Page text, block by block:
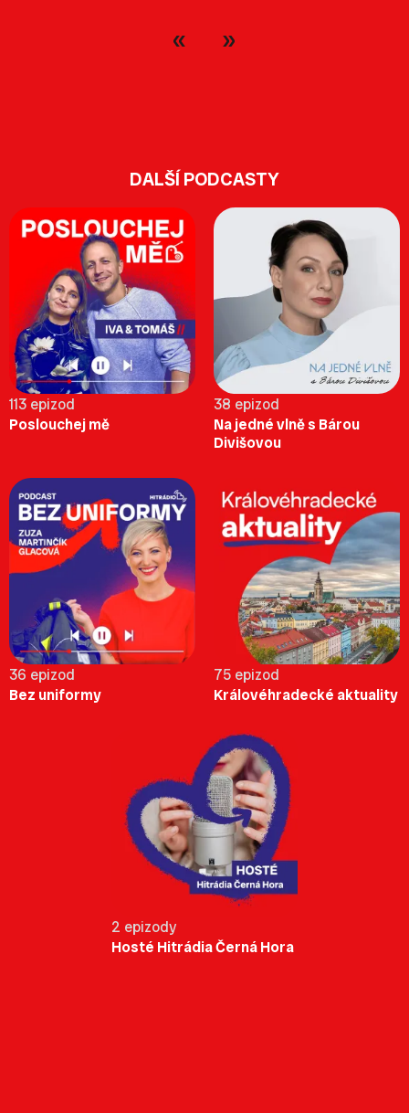
DALŠÍ PODCASTY
113 epizod
Poslouchej mě
38 epizod
Na jedné vlně s Bárou
Divišovou
36 epizod
Bez uniformy
75 epizod
Královéhradecké aktuality
2 epizody
Hosté Hitrádia Černá Hora